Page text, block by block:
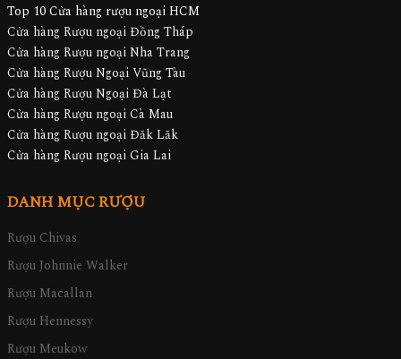
Top 10 Cửa hàng rượu ngoại HCM
Cửa hàng Rượu ngoại Đồng Tháp
Cửa hàng Rượu ngoại Nha Trang
Cửa hàng Rượu Ngoại Vũng Tàu
Cửa hàng Rượu Ngoại Đà Lạt
Cửa hàng Rượu ngoại Cà Mau
Cửa hàng Rượu ngoại Đăk Lăk
Cửa hàng Rượu ngoại Gia Lai
DANH MỤC RƯỢU
Rượu Chivas
Rượu Johnnie Walker
Rượu Macallan
Rượu Hennessy
Rượu Meukow